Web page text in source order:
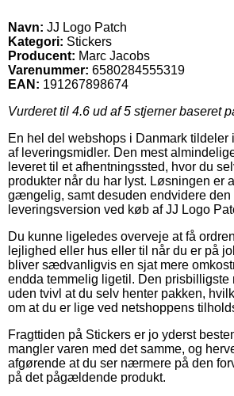
Navn: JJ Logo Patch
Kategori: Stickers
Producent: Marc Jacobs
Varenummer: 6580284555319
EAN: 191267898674
Vurderet til 4.6 ud af 5 stjerner baseret
En hel del webshops i Danmark tildeler
af leveringsmidler. Den mest
leveret til et afhentningssted, hvor du
produkter når du har lyst. Løsningen er
gængelig, samt desuden endvidere den
leveringsversion ved køb af JJ Logo
Du kunne ligeledes overveje at få
lejlighed eller hus eller til når du er på
bliver sædvanligvis en sjat mere
endda temmelig ligetil. Den prisbilligste
uden tvivl at du selv henter pakken,
om at du er lige ved netshoppens
Fragttiden på Stickers er jo yderst
mangler varen med det samme, og
afgørende at du ser nærmere på den
på det pågældende produkt.